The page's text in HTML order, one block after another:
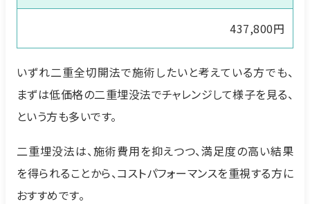
437,800円
いずれ二重全切開法で施術したいと考えている方でも、
まずは低価格の二重埋没法でチャレンジして様子を見る、
という方も多いです。
二重埋没法は、施術費用を抑えつつ、満足度の高い結果
を得られることから、コストパフォーマンスを重視する方に
おすすめです。